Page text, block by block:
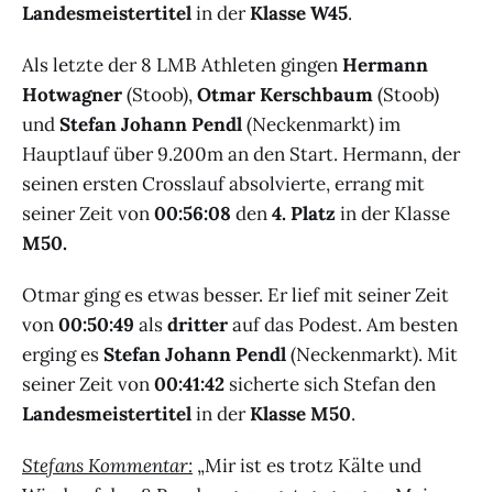
Landesmeistertitelin derKlasse W45.
Als letzte der 8 LMB Athleten gingenHermann
Hotwagner(Stoob),Otmar Kerschbaum(Stoob)
undStefan Johann Pendl(Neckenmarkt) im
Hauptlauf über 9.200m an den Start. Hermann, der
seinen ersten Crosslauf absolvierte, errang mit
seiner Zeit von00:56:08 den4. Platzin der Klasse
M50.
Otmar ging es etwas besser. Er lief mit seiner Zeit
von00:50:49 alsdritterauf das Podest. Am besten
erging esStefan Johann Pendl(Neckenmarkt). Mit
seiner Zeit von00:41:42 sicherte sich Stefan den
Landesmeistertitelin derKlasse M50.
Stefans Kommentar: „Mir ist es trotz Kälte und